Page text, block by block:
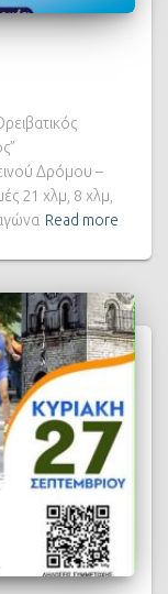
Δρόμου –
21 χλμ, 8 χλμ,
Read more